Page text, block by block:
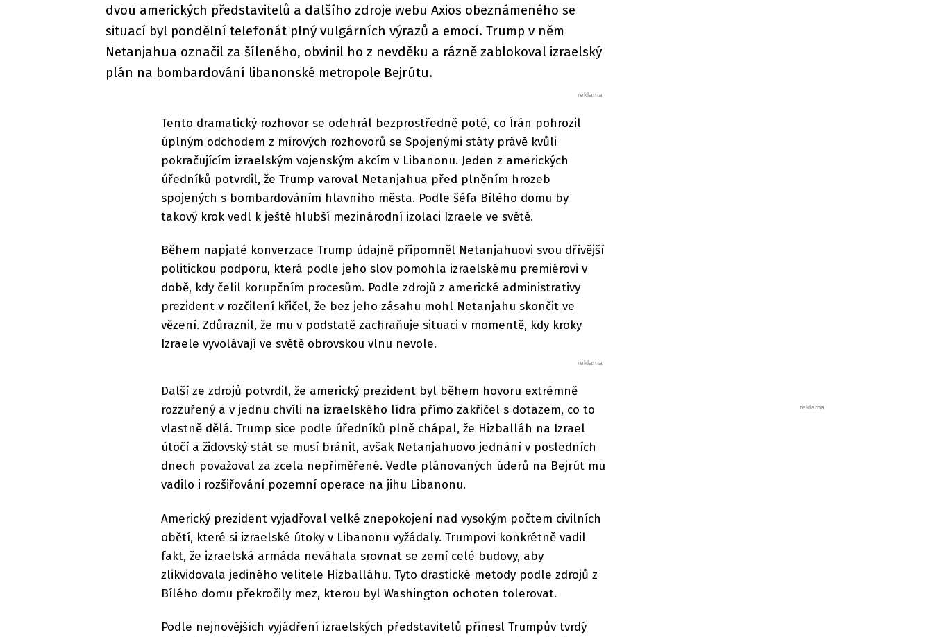
dvou amerických představitelů a dalšího zdroje webu Axios obeznámeného se
situací byl pondělní telefonát plný vulgárních výrazů a emocí. Trump v něm
Netanjahua označil za šíleného, obvinil ho z nevděku a rázně zablokoval izraelský
plán na bombardování libanonské metropole Bejrútu.
Tento dramatický rozhovor se odehrál bezprostředně poté, co Írán pohrozil
úplným odchodem z mírových rozhovorů se Spojenými státy právě kvůli
pokračujícím izraelským vojenským akcím v Libanonu. Jeden z amerických
úředníků potvrdil, že Trump varoval Netanjahua před plněním hrozeb
spojených s bombardováním hlavního města. Podle šéfa Bílého domu by
takový krok vedl k ještě hlubší mezinárodní izolaci Izraele ve světě.
Během napjaté konverzace Trump údajně připomněl Netanjahuovi svou dřívější
politickou podporu, která podle jeho slov pomohla izraelskému premiérovi v
době, kdy čelil korupčním procesům. Podle zdrojů z americké administrativy
prezident v rozčilení křičel, že bez jeho zásahu mohl Netanjahu skončit ve
vězení. Zdůraznil, že mu v podstatě zachraňuje situaci v momentě, kdy kroky
Izraele vyvolávají ve světě obrovskou vlnu nevole.
Další ze zdrojů potvrdil, že americký prezident byl během hovoru extrémně
rozzuřený a v jednu chvíli na izraelského lídra přímo zakřičel s dotazem, co to
vlastně dělá. Trump sice podle úředníků plně chápal, že Hizballáh na Izrael
útočí a židovský stát se musí bránit, avšak Netanjahuovo jednání v posledních
dnech považoval za zcela nepřiměřené. Vedle plánovaných úderů na Bejrút mu
vadilo i rozšiřování pozemní operace na jihu Libanonu.
Americký prezident vyjadřoval velké znepokojení nad vysokým počtem civilních
obětí, které si izraelské útoky v Libanonu vyžádaly. Trumpovi konkrétně vadil
fakt, že izraelská armáda neváhala srovnat se zemí celé budovy, aby
zlikvidovala jediného velitele Hizballáhu. Tyto drastické metody podle zdrojů z
Bílého domu překročily mez, kterou byl Washington ochoten tolerovat.
Podle nejnovějších vyjádření izraelských představitelů přinesl Trumpův tvrdý